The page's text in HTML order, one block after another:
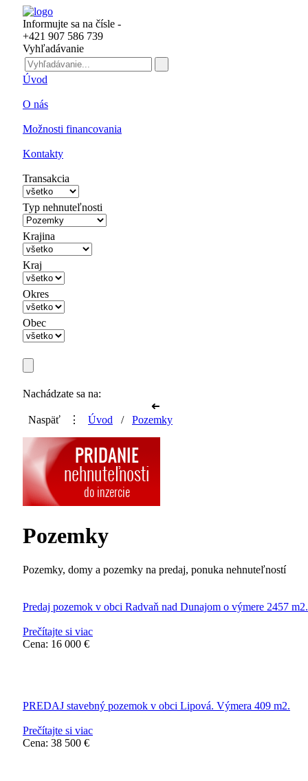
Informujte sa na čísle -
+421 907 586 739
Vyhľadávanie
Úvod
O nás
Možnosti financovania
Kontakty
Transakcia
Typ nehnuteľnosti
Krajina
Kraj
Okres
Obec
Nachádzate sa na:
➜
Naspäť
⋮ Úvod / Pozemky
Pozemky
Pozemky, domy a pozemky na predaj, ponuka nehnuteľností
Predaj pozemok v obci Radvaň nad Dunajom o výmere 2457 m2.
Prečítajte si viac
Cena: 16 000 €
PREDAJ stavebný pozemok v obci Lipová. Výmera 409 m2.
Prečítajte si viac
Cena: 38 500 €